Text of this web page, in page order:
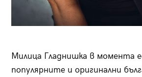
Милица Гладнишка в момента
популярните и оригинални